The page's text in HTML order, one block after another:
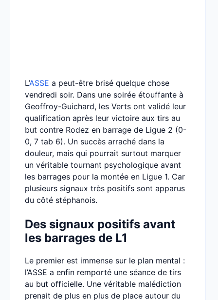
L’ASSE a peut-être brisé quelque chose
vendredi soir. Dans une soirée étouffante à
Geoffroy-Guichard, les Verts ont validé leur
qualification après leur victoire aux tirs au
but contre Rodez en barrage de Ligue 2 (0-
0, 7 tab 6). Un succès arraché dans la
douleur, mais qui pourrait surtout marquer
un véritable tournant psychologique avant
les barrages pour la montée en Ligue 1. Car
plusieurs signaux très positifs sont apparus
du côté stéphanois.
Des signaux positifs avant
les barrages de L1
Le premier est immense sur le plan mental :
l’ASSE a enfin remporté une séance de tirs
au but officielle. Une véritable malédiction
prenait de plus en plus de place autour du